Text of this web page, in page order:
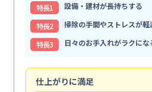
特⻑1
設備・建材が長持ちする
特⻑2
掃除の手間やストレスが軽
特⻑3
日々のお手入れがラクにな
仕上がりに満足